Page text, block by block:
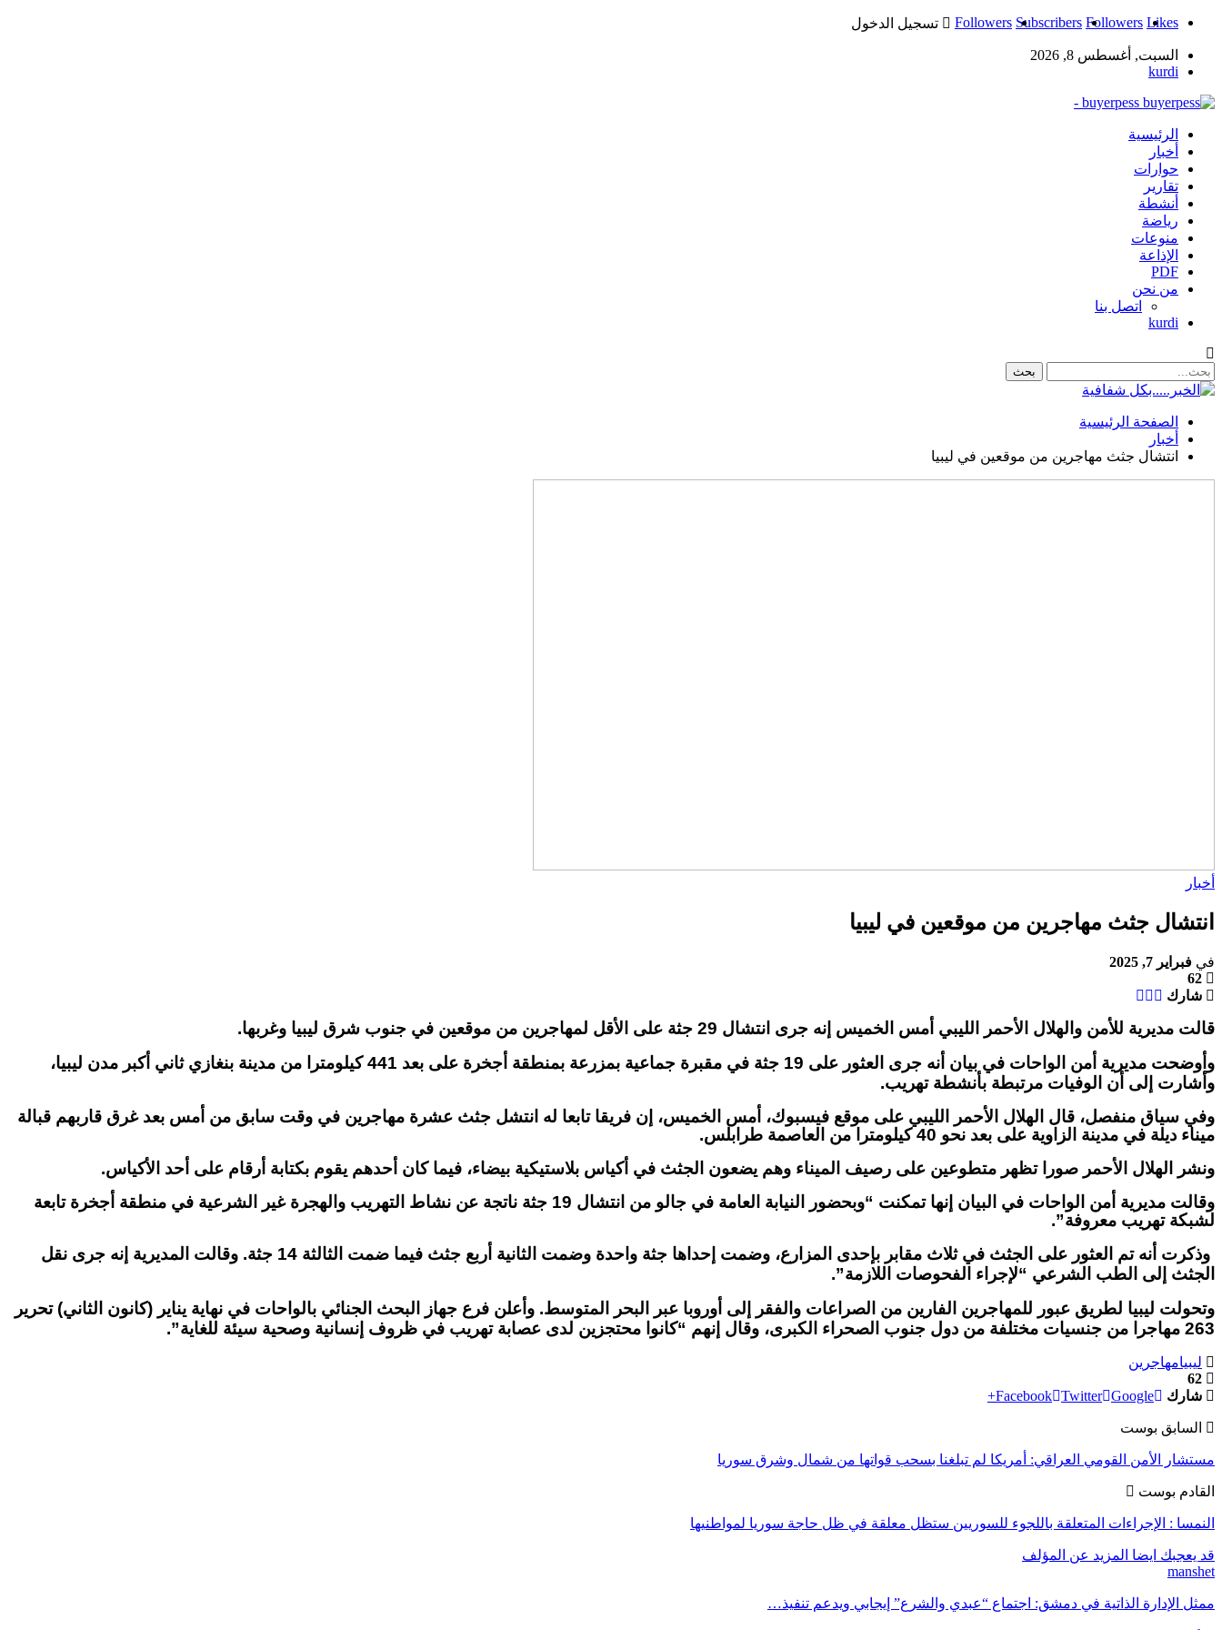
Likes
Followers
Subscribers
Followers تسجيل الدخول
السبت, أغسطس 8, 2026
kurdi
buyerpess -
الرئيسية
أخبار
حوارات
تقارير
أنشطة
رياضة
منوعات
الإذاعة
PDF
من نحن
اتصل بنا
kurdi
الصفحة الرئيسية
أخبار
انتشال جثث مهاجرين من موقعين في ليبيا
أخبار
انتشال جثث مهاجرين من موقعين في ليبيا
في فبراير 7, 2025
62
شارك
قالت مديرية للأمن والهلال الأحمر الليبي أمس الخميس إنه جرى انتشال 29 جثة على الأقل لمهاجرين من موقعين في جنوب شرق ليبيا وغربها.
وأوضحت مديرية أمن الواحات في بيان أنه جرى العثور على 19 جثة في مقبرة جماعية بمزرعة بمنطقة أجخرة على بعد 441 كيلومترا من مدينة بنغازي ثاني أكبر مدن ليبيا،
وأشارت إلى أن الوفيات مرتبطة بأنشطة تهريب.
وفي سياق منفصل، قال الهلال الأحمر الليبي على موقع فيسبوك، أمس الخميس، إن فريقا تابعا له انتشل جثث عشرة مهاجرين في وقت سابق من أمس بعد غرق قاربهم قبالة
ميناء ديلة في مدينة الزاوية على بعد نحو 40 كيلومترا من العاصمة طرابلس.
ونشر الهلال الأحمر صورا تظهر متطوعين على رصيف الميناء وهم يضعون الجثث في أكياس بلاستيكية بيضاء، فيما كان أحدهم يقوم بكتابة أرقام على أحد الأكياس.
وقالت مديرية أمن الواحات في البيان إنها تمكنت “وبحضور النيابة العامة في جالو من انتشال 19 جثة ناتجة عن نشاط التهريب والهجرة غير الشرعية في منطقة أجخرة تابعة
لشبكة تهريب معروفة”.
وذكرت أنه تم العثور على الجثث في ثلاث مقابر بإحدى المزارع، وضمت إحداها جثة واحدة وضمت الثانية أربع جثث فيما ضمت الثالثة 14 جثة. وقالت المديرية إنه جرى نقل
الجثث إلى الطب الشرعي “لإجراء الفحوصات اللازمة”.
وتحولت ليبيا لطريق عبور للمهاجرين الفارين من الصراعات والفقر إلى أوروبا عبر البحر المتوسط. وأعلن فرع جهاز البحث الجنائي بالواحات في نهاية يناير (كانون الثاني) تحرير
263 مهاجرا من جنسيات مختلفة من دول جنوب الصحراء الكبرى، وقال إنهم “كانوا محتجزين لدى عصابة تهريب في ظروف إنسانية وصحية سيئة للغاية”.
ليبيامهاجرين
62
شارك
Facebook Twitter Google+
السابق بوست
مستشار الأمن القومي العراقي: أمريكا لم تبلغنا بسحب قواتها من شمال وشرق سوريا
القادم بوست
النمسا : الإجراءات المتعلقة باللجوء للسوريين ستظل معلقة في ظل حاجة سوريا لمواطنيها
قد يعجبك ايضا المزيد عن المؤلف
manshet
ممثل الإدارة الذاتية في دمشق: اجتماع “عبدي والشرع” إيجابي ويدعم تنفيذ…